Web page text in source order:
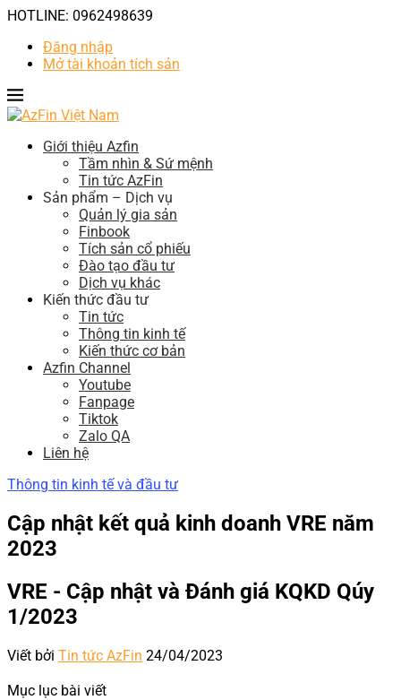
HOTLINE: 0962498639
Đăng nhập
Mở tài khoản tích sản
Giới thiệu Azfin
Tầm nhìn & Sứ mệnh
Tin tức AzFin
Sản phẩm – Dịch vụ
Quản lý gia sản
Finbook
Tích sản cổ phiếu
Đào tạo đầu tư
Dịch vụ khác
Kiến thức đầu tư
Tin tức
Thông tin kinh tế
Kiến thức cơ bản
Azfin Channel
Youtube
Fanpage
Tiktok
Zalo QA
Liên hệ
Thông tin kinh tế và đầu tư
Cập nhật kết quả kinh doanh VRE năm
2023
VRE - Cập nhật và Đánh giá KQKD Qúy
1/2023
Viết bởi Tin tức AzFin 24/04/2023
Mục lục bài viết